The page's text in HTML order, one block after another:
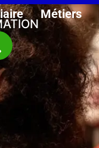
Métiers